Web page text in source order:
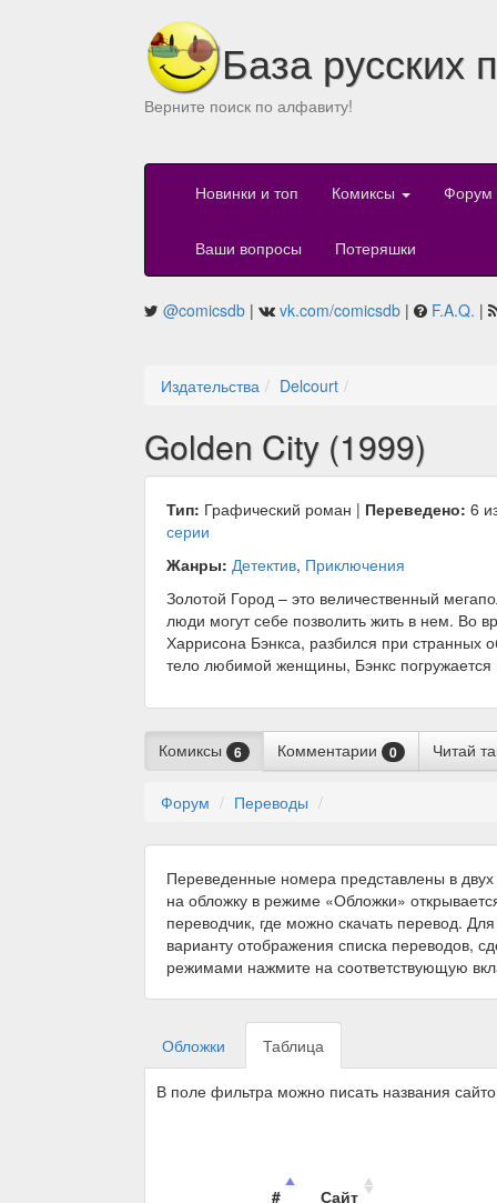
База русских
Верните поиск по алфавиту!
Новинки и топ Комиксы Форум
Ваши вопросы Потеряшки
@comicsdb | vk.com/comicsdb | F.A.Q. |
Издательства Delcourt
Golden City (1999)
Тип: Графический роман | Переведено: 6
серии
Жанры: Детектив, Приключения
Золотой Город – это величественный
люди могут себе позволить жить в нем. Во
Харрисона Бэнкса, разбился при странных
тело любимой женщины, Бэнкс
Комиксы 6 Комментарии 0 Читай
Форум Переводы
Переведенные номера представлены в
на обложку в режиме «Обложки»
переводчик, где можно скачать перевод.
варианту отображения списка переводов,
режимами нажмите на соответствующую
Обложки Таблица
В поле фильтра можно писать названия
#
Сайт